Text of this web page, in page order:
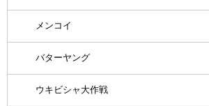
メンコイ
バターヤング
ウキビシャ大作戦